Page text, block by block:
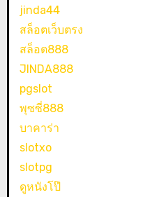
jinda44
สล็อตเว็บตรง
สล็อต888
JINDA888
pgslot
พุซซี่888
บาคาร่า
slotxo
slotpg
ดูหนังโป๊